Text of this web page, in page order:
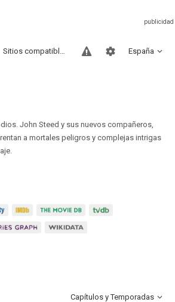
España
Sitios compatibles
John Steed y sus nuevos compañeros,
a mortales peligros y complejas intrigas
Capítulos y Temporadas